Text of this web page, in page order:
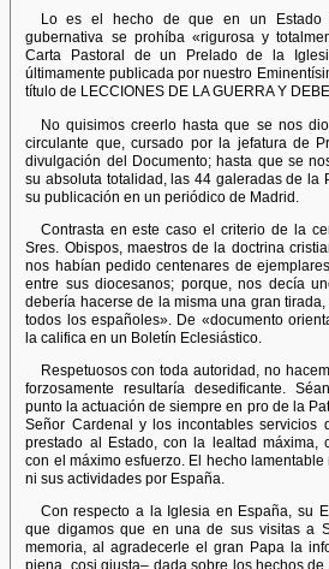
Lo es el hecho de que en un Estado
gubernativa se prohíba «rigurosa y
Carta Pastoral de un Prelado de la
últimamente publicada por nuestro
título de LECCIONES DE LA GUERRA Y
No quisimos creerlo hasta que se nos
circulante que, cursado por la jefatura de
divulgación del Documento; hasta que se
su absoluta totalidad, las 44 galeradas de la
su publicación en un periódico de Madrid.
Contrasta en este caso el criterio de la
Sres. Obispos, maestros de la doctrina
nos habían pedido centenares de
entre sus diocesanos; porque, nos decía
debería hacerse de la misma una gran
todos los españoles». De «documento
la califica en un Boletín Eclesiástico.
Respetuosos con toda autoridad, no
forzosamente resultaría desedificante.
punto la actuación de siempre en pro de la
Señor Cardenal y los incontables servicios
prestado al Estado, con la lealtad máxima,
con el máximo esfuerzo. El hecho
ni sus actividades por España.
Con respecto a la Iglesia en España, su
que digamos que en una de sus visitas a
memoria, al agradecerle el gran Papa la